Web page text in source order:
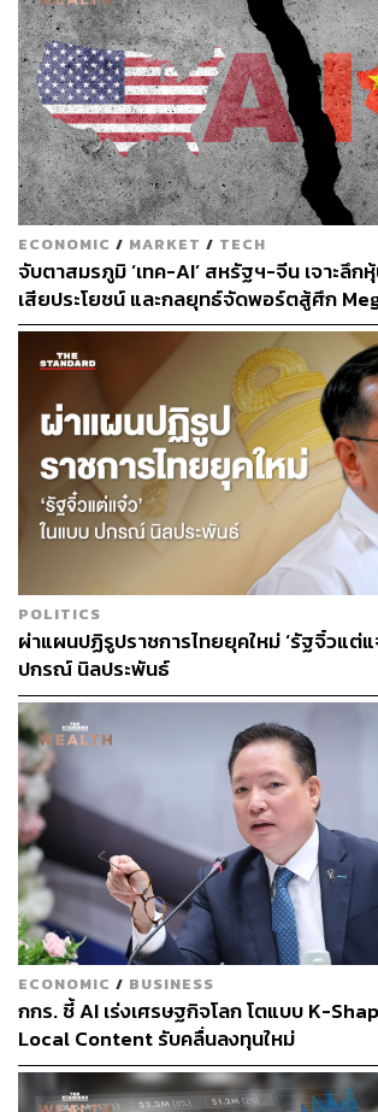
ภาพ: Biobeat
ดูแลและเข้าใจสุขภาพได้ง่ายขึ้น
ปัจจุบันอุปกรณ์ในการดูแลสุขภาพถูกคิดค้
ของอุปกรณ์ที่ใช้สวมใส่ ซึ่งสิ่งนี้ช่วยให้เราเ
สุขภาพมากขึ้น ทั้งชีพจร ความเครียด และนิ
ใครหลายคนใส่เป็นประจำจนแทบจะไม่ได้
โน้มว่าสิ่งนี้จะถูกใช้แพร่หลายมากขึ้นเรื่อยๆ
สายรัดข้อมือที่สามารถตรวจจับอัตราการเ
ความดันโลหิต, ระดับออกซิเจนในเลือด แล
โดยใช้ AI ในการวิเคราะห์ข้อมูลและให้คำ
แบบส่วนบุคคล อีกทั้งยังสามารถเชื่อมต่อกับ
เพื่อให้แพทย์เข้าถึงข้อมูลได้ทันที
การทำงานและการเรียนรู้ในโลกเสมือน
ในอนาคตมีแนวโน้มว่าผู้ผลิตจะจริงจังกับก
เทคโนโลยี VR และ AR ในรูปแบบของแว่
สิ่งนี้จะช่วยเพิ่มประสิทธิภาพในการทำงานแ
จากระยะไกล โดยสามารถจำลองสภาพแว
สร้างพื้นที่การทำงานที่สามารถปรับเปลี่ยน
ECONOMIC / MARKET / TECH
จับตาสมรภูมิ ‘เทค-AI’ สหรัฐฯ-จีน เจาะลึก
เสียประโยชน์ และกลยุทธ์จัดพอร์ตสู้ศึก
5 ปีข้างหน้า
POLITICS
ผ่าแผนปฏิรูปราชการไทยยุคใหม่ ‘รัฐจิ๋วแต่แ
ปกรณ์ นิลประพันธ์
ECONOMIC / BUSINESS
กกร. ชี้ AI เร่งเศรษฐกิจโลก โตแบบ K-
Local Content รับคลื่นลงทุนใหม่